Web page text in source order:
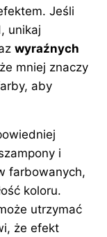
Jeśli
unikaj
wyraźnych
mniej znaczy
aby
i
farbowanych,
koloru.
utrzymać
że efekt